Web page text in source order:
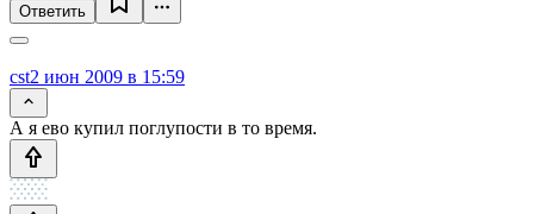
Ответить
cst2 июн 2009 в 15:59
А я ево купил поглупости в то время.